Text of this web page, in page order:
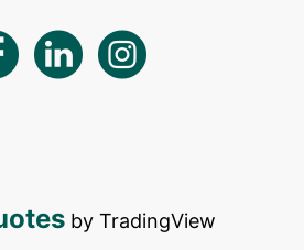
by TradingView